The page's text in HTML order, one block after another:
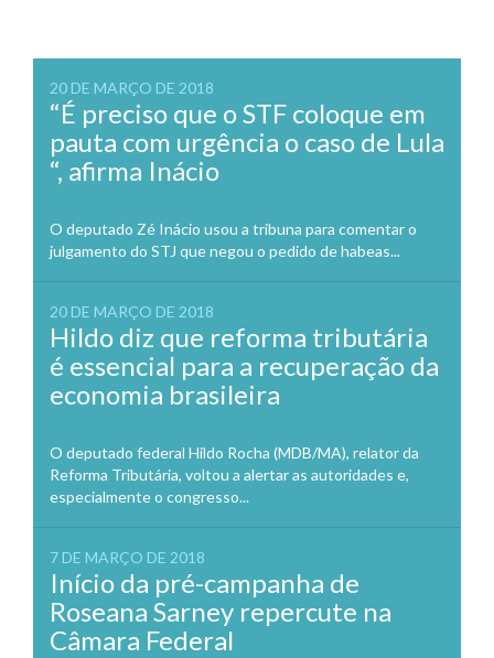
20 DE MARÇO DE 2018
“É preciso que o STF coloque em
pauta com urgência o caso de Lula
“, afirma Inácio
O deputado Zé Inácio usou a tribuna para comentar o
julgamento do STJ que negou o pedido de habeas...
20 DE MARÇO DE 2018
Hildo diz que reforma tributária
é essencial para a recuperação da
economia brasileira
O deputado federal Hildo Rocha (MDB/MA), relator da
Reforma Tributária, voltou a alertar as autoridades e,
especialmente o congresso...
7 DE MARÇO DE 2018
Início da pré-campanha de
Roseana Sarney repercute na
Câmara Federal